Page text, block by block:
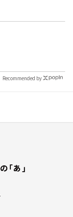
Recommended by
あ」